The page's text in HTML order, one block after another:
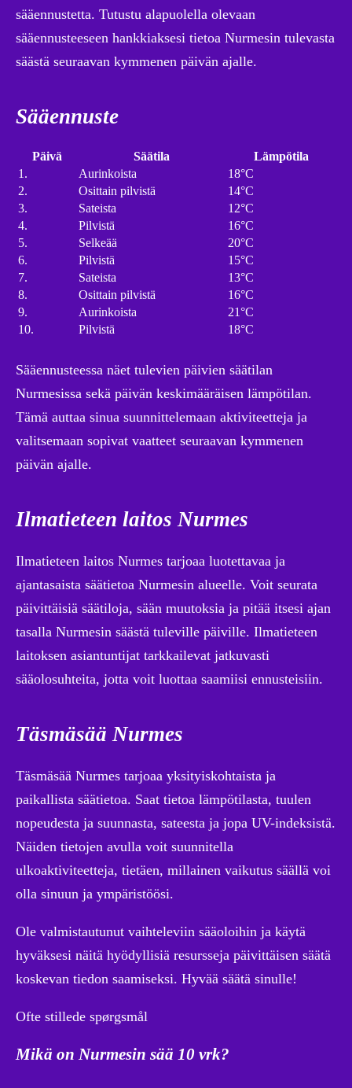
sääennustetta. Tutustu alapuolella olevaan
sääennusteeseen hankkiaksesi tietoa Nurmesin tulevasta
säästä seuraavan kymmenen päivän ajalle.
Sääennuste
Päivä Säätila
Lämpötila
1.
Aurinkoista
18°C
2.
Osittain pilvistä
14°C
3.
Sateista
12°C
4.
Pilvistä
16°C
5.
Selkeää
20°C
6.
Pilvistä
15°C
7.
Sateista
13°C
8.
Osittain pilvistä
16°C
9.
Aurinkoista
21°C
10.
Pilvistä 18°C
Sääennusteessa näet tulevien päivien säätilan
Nurmesissa sekä päivän keskimääräisen lämpötilan.
Tämä auttaa sinua suunnittelemaan aktiviteetteja ja
valitsemaan sopivat vaatteet seuraavan kymmenen
päivän ajalle.
Ilmatieteen laitos Nurmes
Ilmatieteen laitos Nurmes tarjoaa luotettavaa ja
ajantasaista säätietoa Nurmesin alueelle. Voit seurata
päivittäisiä säätiloja, sään muutoksia ja pitää itsesi ajan
tasalla Nurmesin säästä tuleville päiville. Ilmatieteen
laitoksen asiantuntijat tarkkailevat jatkuvasti
sääolosuhteita, jotta voit luottaa saamiisi ennusteisiin.
Täsmäsää Nurmes
Täsmäsää Nurmes tarjoaa yksityiskohtaista ja
paikallista säätietoa. Saat tietoa lämpötilasta, tuulen
nopeudesta ja suunnasta, sateesta ja jopa UV-indeksistä.
Näiden tietojen avulla voit suunnitella
ulkoaktiviteetteja, tietäen, millainen vaikutus säällä voi
olla sinuun ja ympäristöösi.
Ole valmistautunut vaihteleviin sääoloihin ja käytä
hyväksesi näitä hyödyllisiä resursseja päivittäisen säätä
koskevan tiedon saamiseksi. Hyvää säätä sinulle!
Ofte stillede spørgsmål
Mikä on Nurmesin sää 10 vrk?